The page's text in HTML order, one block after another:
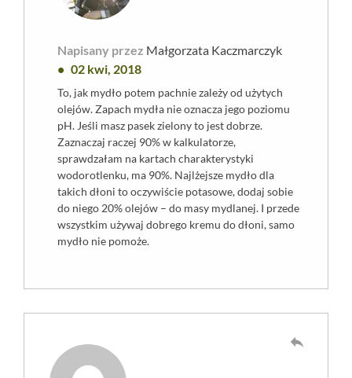
Napisany przez Małgorzata Kaczmarczyk
02 kwi, 2018
To, jak mydło potem pachnie zależy od użytych
olejów. Zapach mydła nie oznacza jego poziomu
pH. Jeśli masz pasek zielony to jest dobrze.
Zaznaczaj raczej 90% w kalkulatorze,
sprawdzałam na kartach charakterystyki
wodorotlenku, ma 90%. Najlżejsze mydło dla
takich dłoni to oczywiście potasowe, dodaj sobie
do niego 20% olejów – do masy mydlanej. I przede
wszystkim używaj dobrego kremu do dłoni, samo
mydło nie pomoże.
reply